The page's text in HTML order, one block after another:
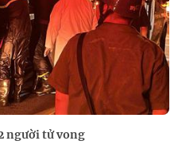
người tử vong